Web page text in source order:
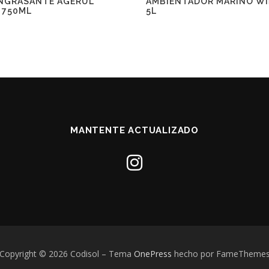
750ML
5L
MANTENTE ACTUALIZADO
Copyright © 2026 Codisol – Tema OnePress hecho por FameThemes